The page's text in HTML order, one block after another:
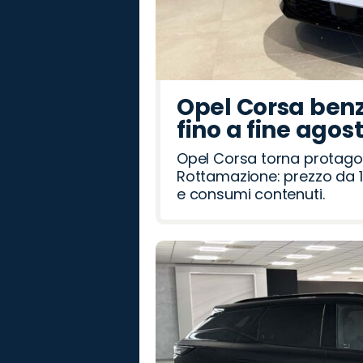
Opel Corsa
fino a fine
Opel Corsa torna
Rottamazione: prezzo da
e consumi contenuti.